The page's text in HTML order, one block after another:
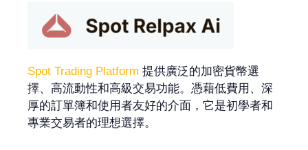
Spot Trading Platform 提供廣泛的加密貨幣選
擇、高流動性和高級交易功能。憑藉低費用、深
厚的訂單簿和使用者友好的介面，它是初學者和
專業交易者的理想選擇。